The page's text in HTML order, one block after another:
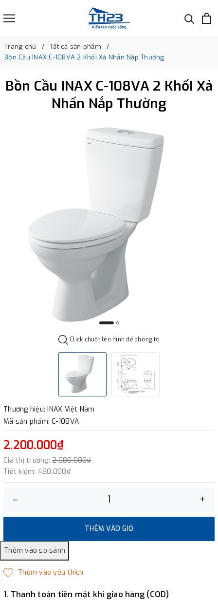
Trang chủ
Tất cả sản phẩm
Bồn Cầu INAX C-108VA 2 Khối Xả Nhấn Nắp Thường
Bồn Cầu INAX C-108VA 2 Khối Xả
Nhấn Nắp Thường
Click chuột lên hình để phóng to
Thương hiệu: INAX Việt Nam
Mã sản phẩm: C-108VA
2.200.000₫
Giá thị trường: 2.680.000₫
Tiết kiệm: 480.000₫
– +
THÊM VÀO GIỎ
1. Thanh toán tiền mặt khi giao hàng (COD)